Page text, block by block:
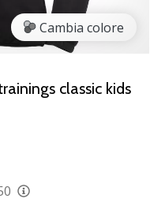
Cambia colore
classic kids